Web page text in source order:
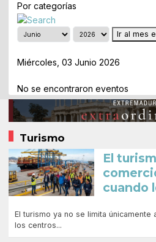
Por categorías
Ir al mes
Miércoles, 03 Junio 2026
No se encontraron eventos
Turismo
El
cuando
El turismo ya no se limita únicamente
los centros...